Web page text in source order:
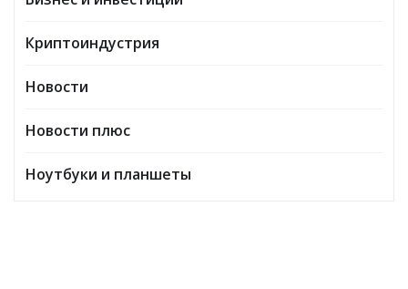
Криптоиндустрия
Новости
Новости плюс
Ноутбуки и планшеты